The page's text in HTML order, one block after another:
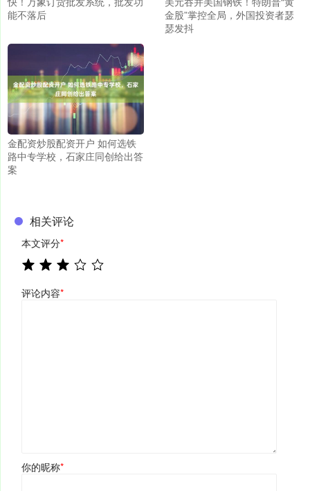
能不落后
金股”掌控全局，外国投资者瑟
瑟发抖
金配资炒股配资开户 如何选铁
路中专学校，石家庄同创给出答
案
相关评论
本文评分*
评论内容*
你的昵称*